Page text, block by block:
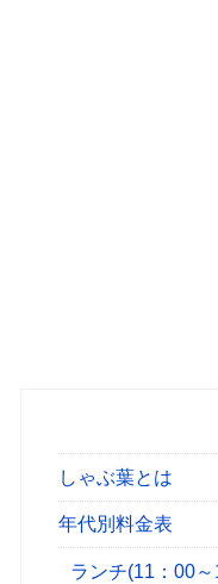
しゃぶ葉とは
年代別料金表
ランチ(11：00